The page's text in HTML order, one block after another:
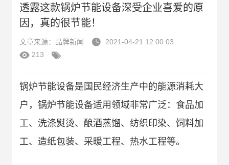
透露这款锅炉节能设备深受企业喜爱的原
因，真的很节能！
文章来源：品牌新闻  2021-04-21 12:00:03
 213 
锅炉节能设备是国民经济生产中的能源消耗大
户，锅炉节能设备适用领域非常广泛：食品加
工、洗涤熨烫、酿酒蒸馏、纺织印染、饲料加
工、造纸包装、采暖工程、热水工程等。